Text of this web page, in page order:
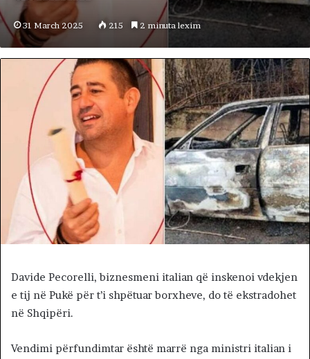
31 March 2025 215 2 minuta lexim
Davide Pecorelli, biznesmeni italian që inskenoi vdekjen
e tij në Pukë për t’i shpëtuar borxheve, do të ekstradohet
në Shqipëri.
Vendimi përfundimtar është marrë nga ministri italian i